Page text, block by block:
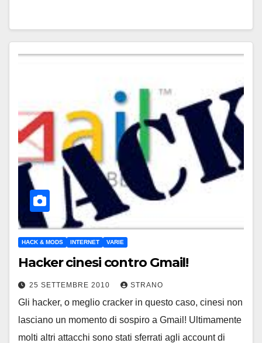
HACK & MODS INTERNET VARIE
Hacker cinesi contro Gmail!
25 SETTEMBRE 2010 STRANO
Gli hacker, o meglio cracker in questo caso, cinesi non
lasciano un momento di sospiro a Gmail! Ultimamente
molti altri attacchi sono stati sferrati agli account di